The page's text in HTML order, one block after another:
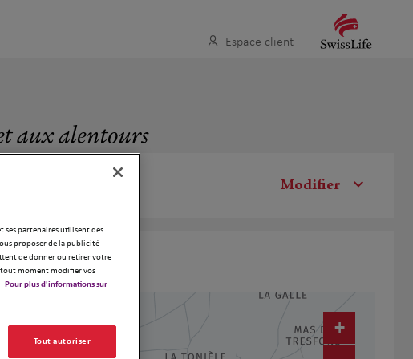
Espace client
aux alentours
Modifier
+
ses partenaires utilisent des
proposer de la publicité
de donner ou retirer votre
tout moment modifier vos
Pour plus d'informations sur
Tout autoriser